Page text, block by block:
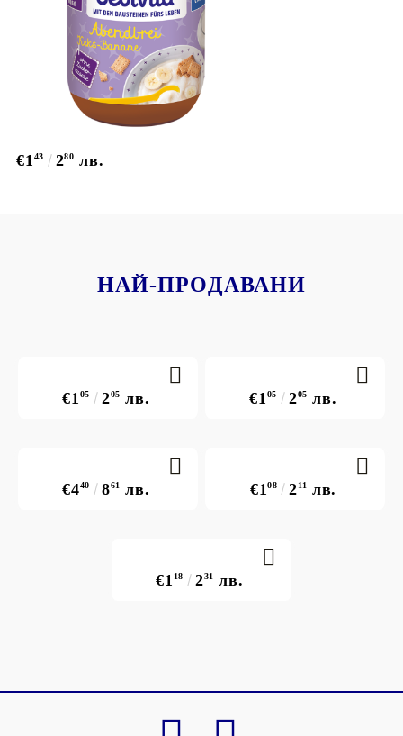
€143 280 лв.
НАЙ-ПРОДАВАНИ
€105 205 лв. €105 205 лв.
€440 861 лв. €108 211 лв.
€1 18 231 лв.